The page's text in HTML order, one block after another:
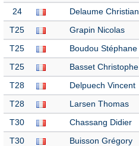
24 Delaume Christian
T25 Grapin Nicolas
T25 Boudou Stéphane
T25 Basset Christophe
T28 Delpuech Vincent
T28 Larsen Thomas
T30 Chassang Didier
T30 Buisson Grégory